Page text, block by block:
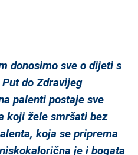
donosimo sve o dijeti s
do Zdravijeg
palenti postaje sve
koji žele smršati bez
koja se priprema
je i bogata